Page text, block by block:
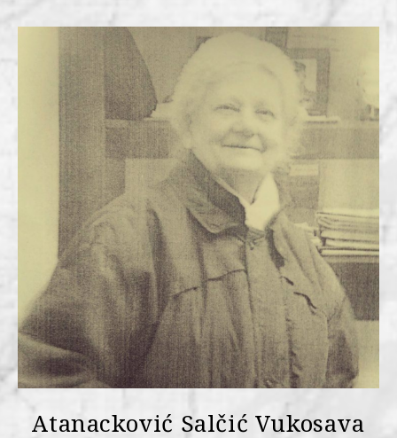
Atanacković Salčić Vukosava